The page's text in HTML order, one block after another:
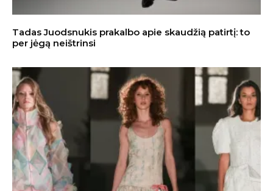
Tadas Juodsnukis prakalbo apie skaudžią patirtį: to
per jėgą neištrinsi